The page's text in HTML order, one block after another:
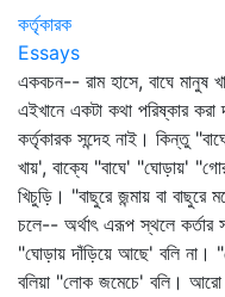
কর্তৃকারক
Essays
একবচন-- রাম হাসে, বাঘে মানুষ
এইখানে একটা কথা পরিষ্কার
কর্তৃকারক সন্দেহ নাই। কিন্তু
খায়', বাক্যে "বাঘে' "ঘোড়ায়'
খিচুড়ি। "বাছুরে জন্মায় বা বাছুরে
চলে-- অর্থাৎ এরূপ স্থলে কর্তার
"ঘোড়ায় দাঁড়িয়ে আছে' বলি না।
বলিয়া "লোক জমেচে' বলি। আরো